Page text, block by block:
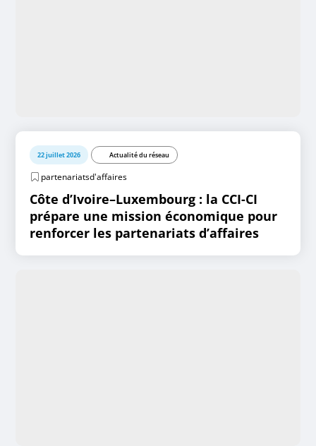
22 juillet 2026 Actualité du réseau
partenariatsd'affaires
Côte d’Ivoire–Luxembourg : la CCI-CI
prépare une mission économique pour
renforcer les partenariats d’affaires